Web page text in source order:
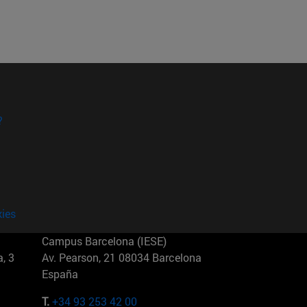
3
Campus Barcelona (IESE)
Av. Pearson, 21 08034 Barcelona
España
T.+34 93 253 42 00